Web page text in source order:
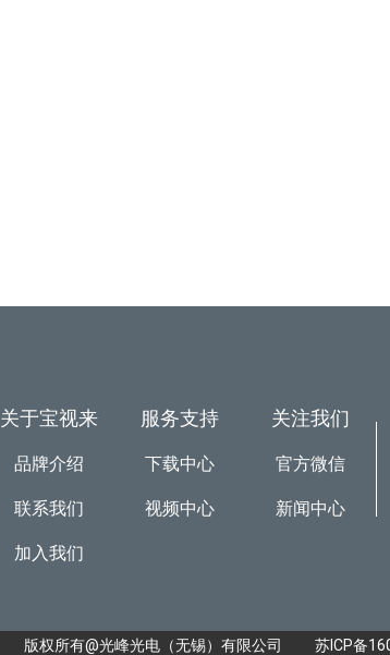
关于宝视来
品牌介绍
联系我们
加入我们
服务支持
下载中心
视频中心
关注我们
官方微信
新闻中心
版权所有@光峰光电（无锡）有限公司 苏ICP备